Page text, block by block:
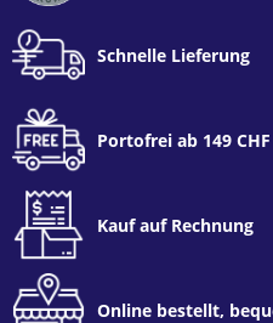
Schnelle Lieferung
Portofrei ab 149 CHF
Kauf auf Rechnung
Online bestellt,